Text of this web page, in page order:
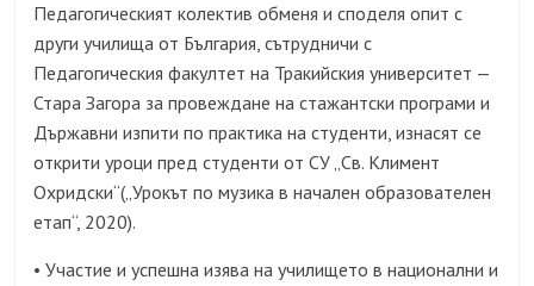
Педагогическият колектив обменя и споделя опит с
други училища от България, сътрудничи с
Педагогическия факултет на Тракийския университет —
Стара Загора за провеждане на стажантски програми и
Държавни изпити по практика на студенти, изнасят се
открити уроци пред студенти от СУ „Св. Климент
Охридски“(„Урокът по музика в начален образователен
етап“, 2020).
• Участие и успешна изява на училището в национални и